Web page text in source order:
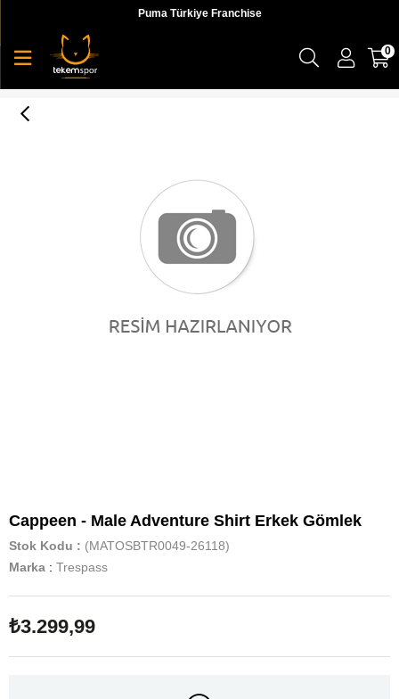
Puma Türkiye Franchise
0
Cappeen - Male Adventure Shirt Erkek Gömlek
Stok Kodu
(MATOSBTR0049-26118)
Marka : Trespass
₺3.299,99